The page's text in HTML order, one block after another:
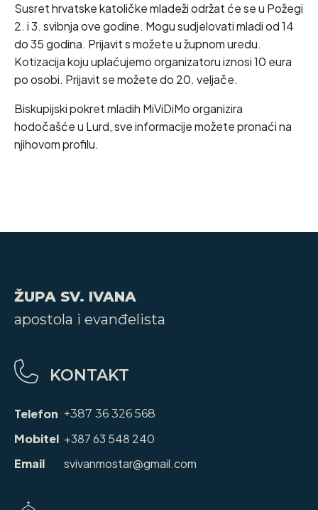
Susret hrvatske katoličke mladeži održat će se u Požegi
2. i 3. svibnja ove godine. Mogu sudjelovati mladi od 14
do 35 godina. Prijavit s možete u župnom uredu.
Kotizacija koju uplaćujemo organizatoru iznosi 10 eura
po osobi. Prijavit se možete do 20. veljače.
Biskupijski pokret mladih MiViDiMo organizira
hodočašće u Lurd, sve informacije možete pronaći na
njihovom profilu.
ŽUPA SV. IVANA
apostola i evanđelista
KONTAKT
Telefon +387 36 326 568
Mobitel +387 63 548 240
Email
svivanmostar@gmail.com